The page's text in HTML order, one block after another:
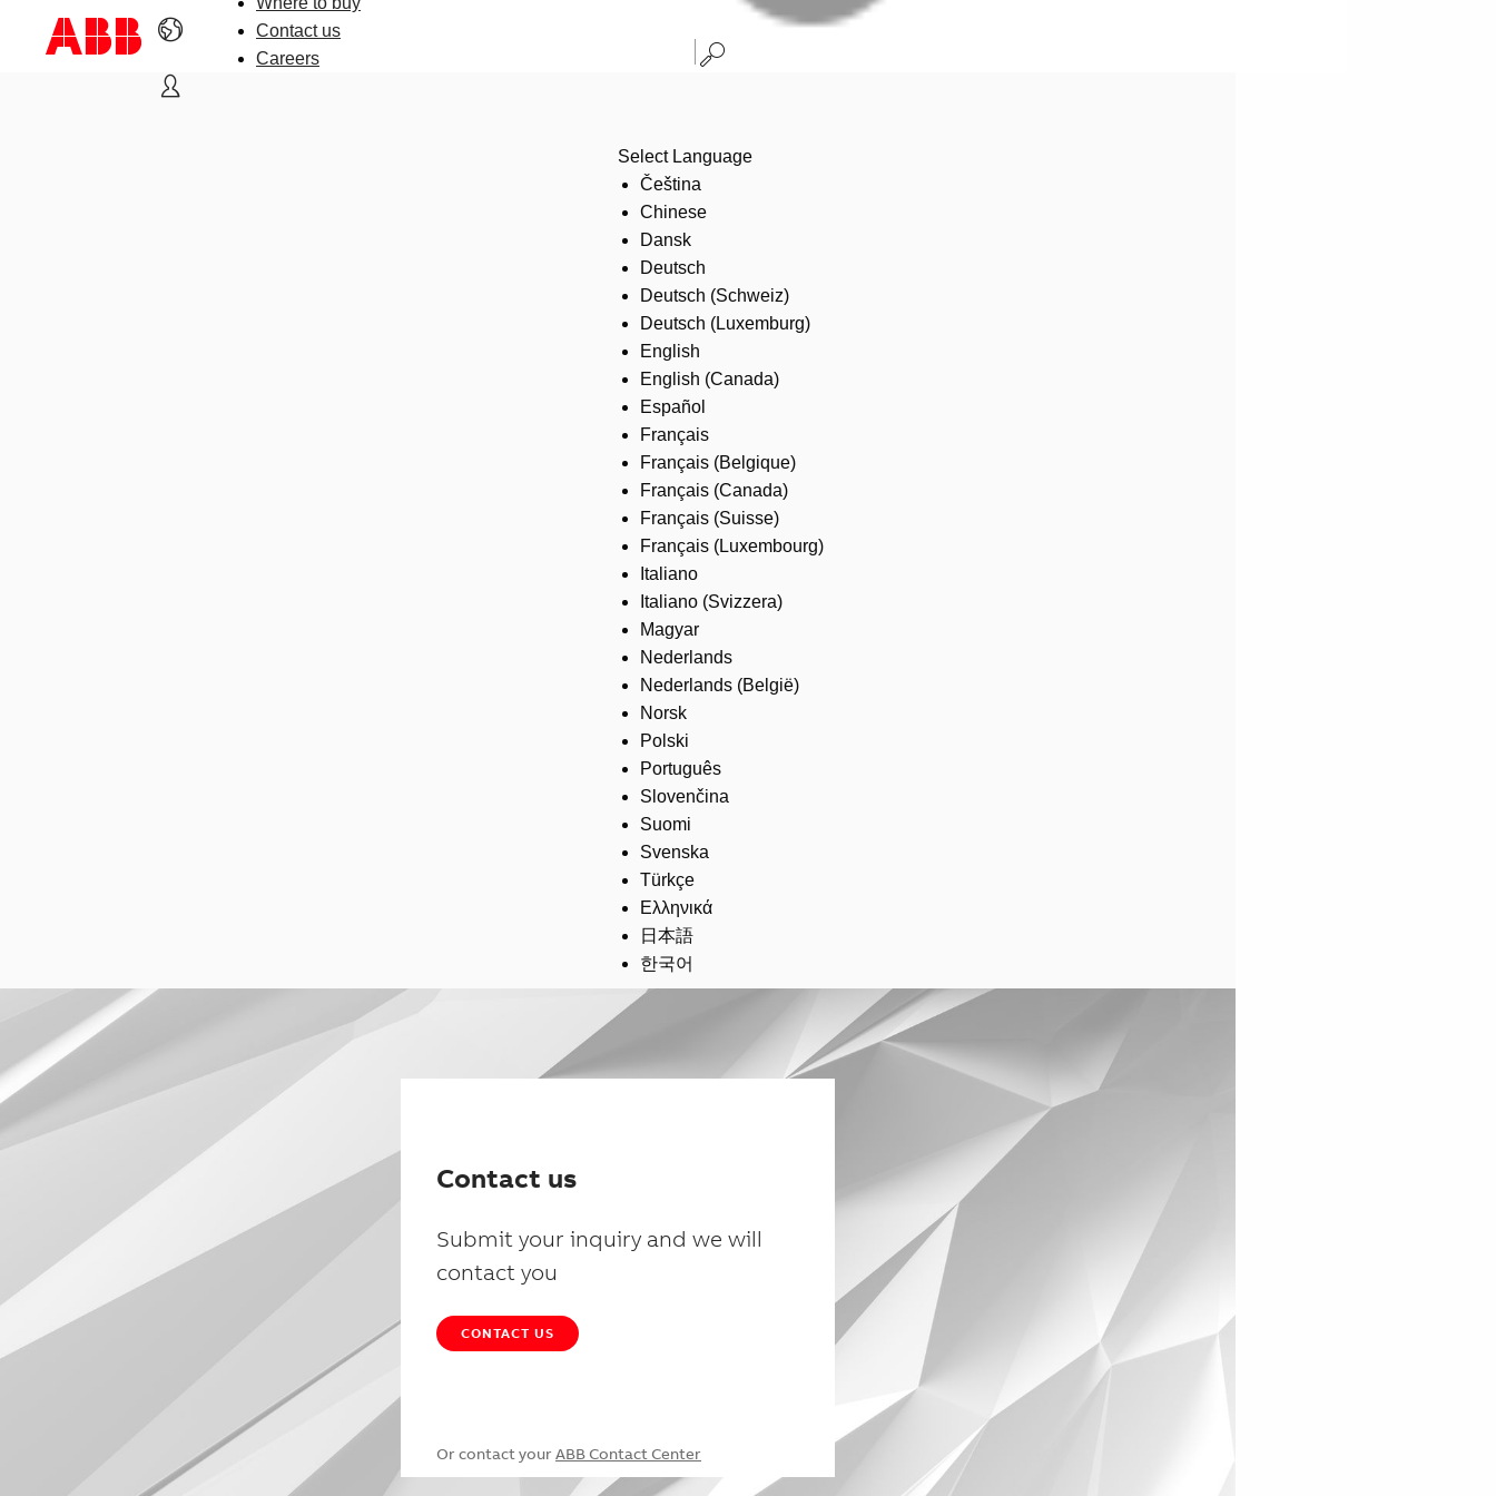
Contact us
Careers
Select Language
Čeština
Chinese
Dansk
Deutsch
Deutsch (Schweiz)
Deutsch (Luxemburg)
English
English (Canada)
Español
Français
Français (Belgique)
Français (Canada)
Français (Suisse)
Français (Luxembourg)
Italiano
Italiano (Svizzera)
Magyar
Nederlands
Nederlands (België)
Norsk
Polski
Português
Slovenčina
Suomi
Svenska
Türkçe
Ελληνικά
日本語
한국어
Contact us
Submit your inquiry and we will
contact you
CONTACT US
Or contact your ABB Contact Center